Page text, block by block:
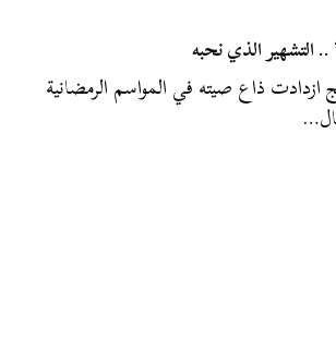
التشهير الذي نحبه
ازدادت ذاع صيته في المواسم الرمضانية